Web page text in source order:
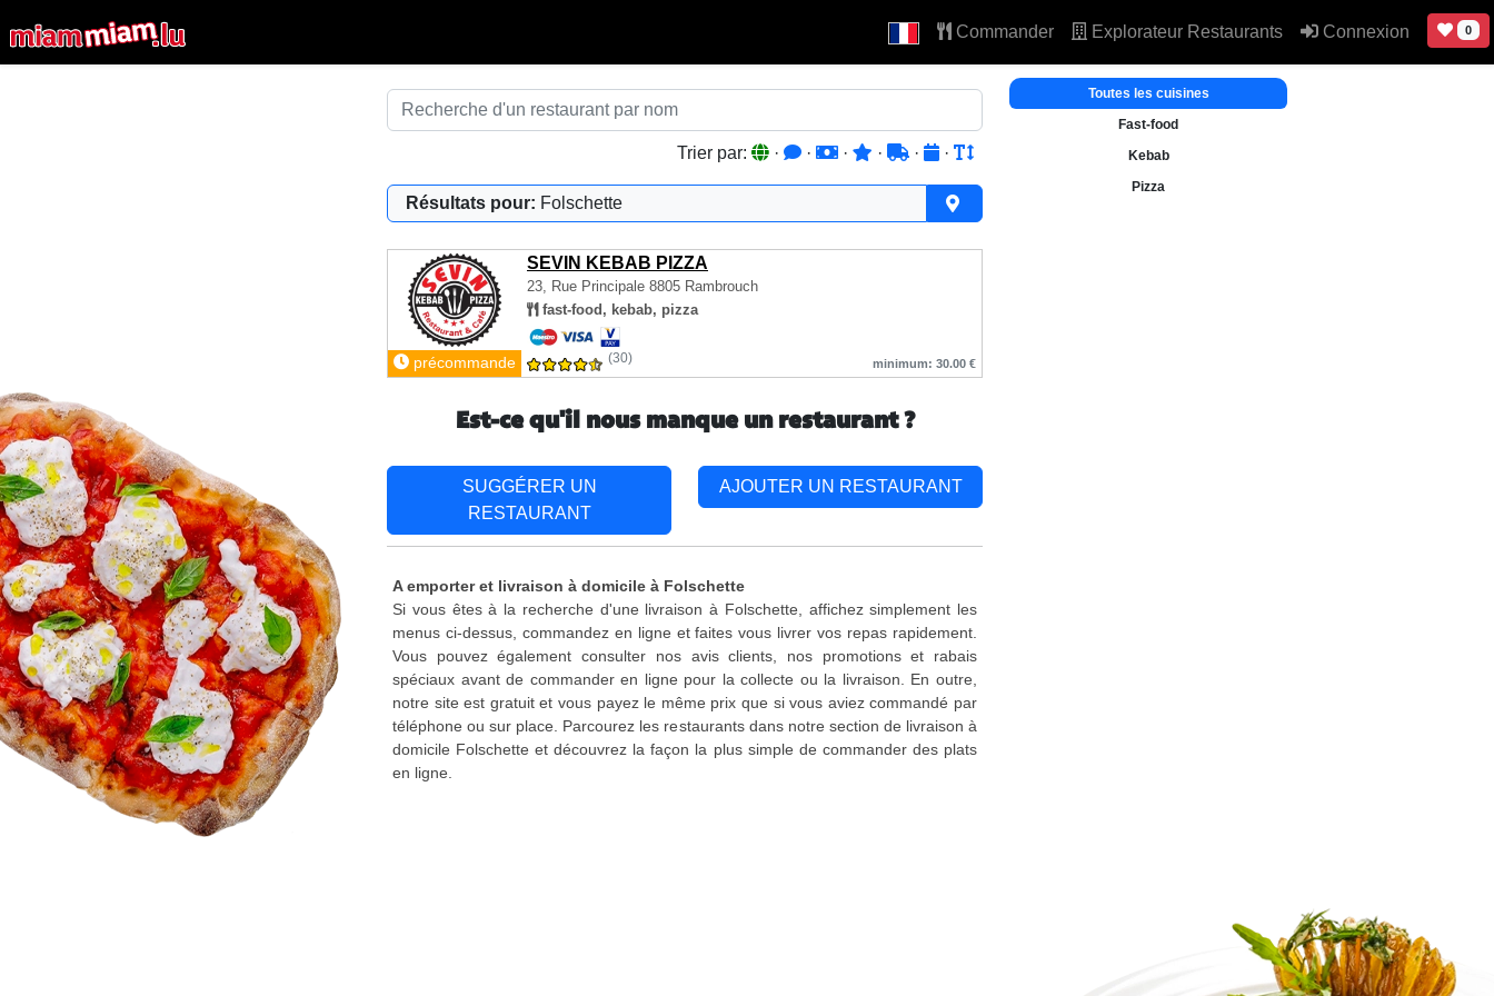
Commander Explorateur Restaurants Connexion 0
Trier par: · · · · · ·
Résultats pour: Folschette
SEVIN KEBAB PIZZA
23, Rue Principale 8805 Rambrouch
fast-food, kebab, pizza
précommande (30) minimum: 30.00 €
Toutes les cuisines
Fast-food
Kebab
Pizza
Est-ce qu'il nous manque un restaurant ?
SUGGÉRER UN
RESTAURANT
AJOUTER UN RESTAURANT
A emporter et livraison à domicile à Folschette
Si vous êtes à la recherche d'une livraison à Folschette, affichez simplement les
menus ci-dessus, commandez en ligne et faites vous livrer vos repas rapidement.
Vous pouvez également consulter nos avis clients, nos promotions et rabais
spéciaux avant de commander en ligne pour la collecte ou la livraison. En outre,
notre site est gratuit et vous payez le même prix que si vous aviez commandé par
téléphone ou sur place. Parcourez les restaurants dans notre section de livraison à
domicile Folschette et découvrez la façon la plus simple de commander des plats
en ligne.